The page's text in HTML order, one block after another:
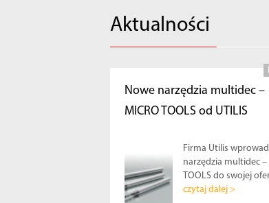
Aktualności
Nowe narzędzia multidec –
MICRO TOOLS od UTILIS
Firma Utilis
narzędzia multidec –
TOOLS do swojej
czytaj dalej >